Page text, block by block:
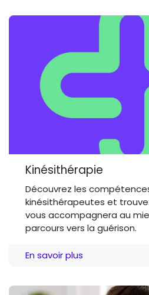
Kinésithérapie
Découvrez les
kinésithérapeutes et
vous accompagnera au
parcours vers la guérison.
En savoir plus